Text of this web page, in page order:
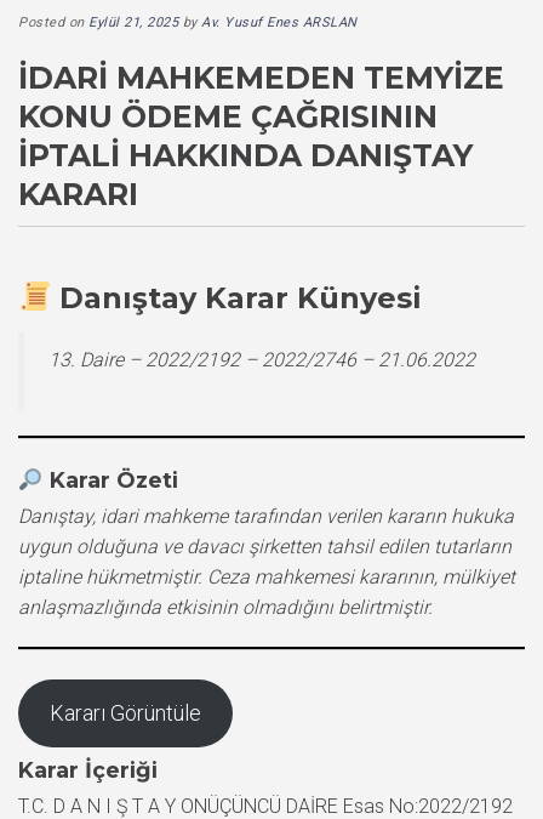
Posted on Eylül 21, 2025byAv. Yusuf Enes ARSLAN
İDARI MAHKEMEDEN TEMYIZE
KONU ÖDEME ÇAĞRISININ
İPTALI HAKKINDA DANIŞTAY
KARARI
Danıştay Karar Künyesi
13. Daire – 2022/2192 – 2022/2746 – 21.06.2022
Karar Özeti
Danıştay, idari mahkeme tarafından verilen kararın hukuka
uygun olduğuna ve davacı şirketten tahsil edilen tutarların
iptaline hükmetmiştir. Ceza mahkemesi kararının, mülkiyet
anlaşmazlığında etkisinin olmadığını belirtmiştir.
Kararı Görüntüle
Karar İçeriği
T.C. D A N I Ş T A Y ONÜÇÜNCÜ DAİRE Esas No:2022/2192